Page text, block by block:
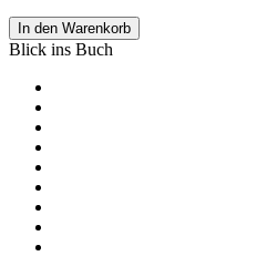
In den Warenkorb
Blick ins Buch